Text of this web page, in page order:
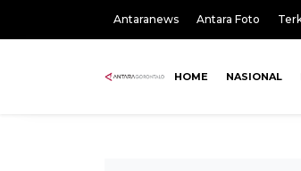
Antaranews Antara Foto
HOME NASIONAL